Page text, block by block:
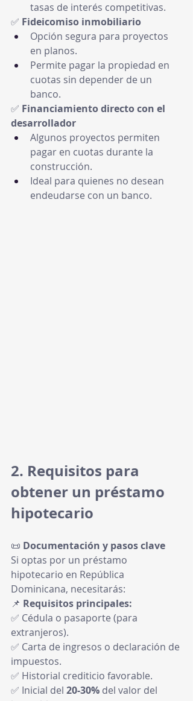
tasas de interés competitivas.
✅ Fideicomiso inmobiliario
Opción segura para proyectos
en planos.
Permite pagar la propiedad en
cuotas sin depender de un
banco.
✅ Financiamiento directo con el
desarrollador
Algunos proyectos permiten
pagar en cuotas durante la
construcción.
Ideal para quienes no desean
endeudarse con un banco.
2. Requisitos para
obtener un préstamo
hipotecario
📜 Documentación y pasos clave
Si optas por un préstamo
hipotecario en República
Dominicana, necesitarás:
📌 Requisitos principales:
✅ Cédula o pasaporte (para
extranjeros).
✅ Carta de ingresos o declaración de
impuestos.
✅ Historial crediticio favorable.
✅ Inicial del 20-30% del valor del